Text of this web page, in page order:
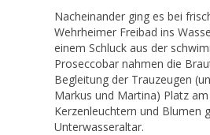
Nacheinander ging es bei
Wehrheimer Freibad ins
einem Schluck aus der
Proseccobar nahmen die
Begleitung der Trauzeugen
Markus und Martina) Platz
Kerzenleuchtern und Blumen
Unterwasseraltar.